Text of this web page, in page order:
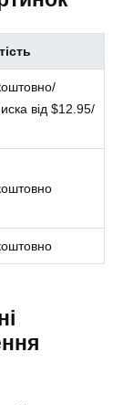
від $12.95/